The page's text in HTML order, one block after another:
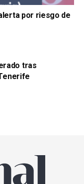
por riesgo de
tras